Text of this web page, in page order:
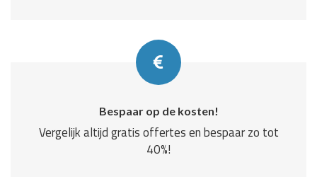
Bespaar op de kosten!
Vergelijk altijd gratis offertes en bespaar zo tot
40%!